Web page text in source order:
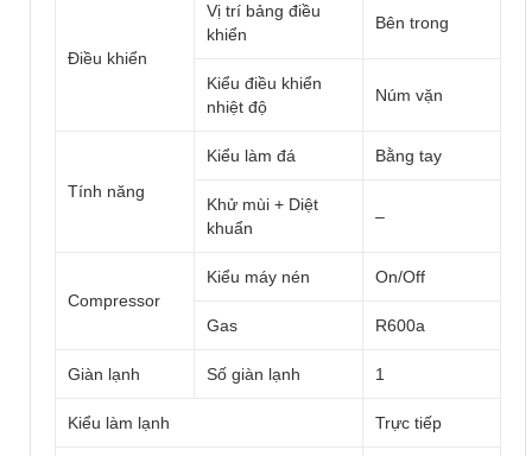
Điều khiển
Vị trí bảng điều
khiển
Bên trong
Kiểu điều khiển
nhiệt độ
Núm vặn
Tính năng
Kiểu làm đá Bằng tay
Khử mùi + Diệt
khuẩn
–
Compressor
Kiểu máy nén On/Off
Gas R600a
Giàn lạnh Số giàn lạnh 1
Kiểu làm lạnh Trực tiếp